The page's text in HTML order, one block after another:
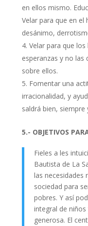
en ellos mismo.
Velar para que en el
desánimo,
Velar para que
esperanzas y no las
sobre ellos.
Fomentar una
irracionalidad, y
saldrá bien, siempre
5.- OBJETIVOS
Fieles a les
Bautista de La
las necesidades
sociedad para
pobres. Y así
integral de
generosa. El